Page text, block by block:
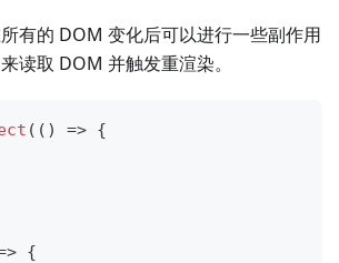
有的 DOM 变化后可以进行一些副作用
读取 DOM 并触发重渲染。
( ( ) => {
{